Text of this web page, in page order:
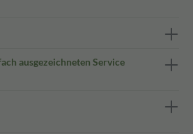
ausgezeichneten Service